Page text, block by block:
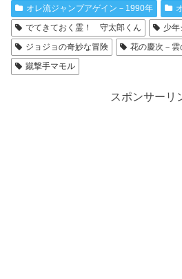
オレ流ジャンプアゲイン－1990年
でてきておく霊！ 守太郎くん
少年
ジョジョの奇妙な冒険
花の慶次－雲
蹴撃手マモル
スポンサーリ